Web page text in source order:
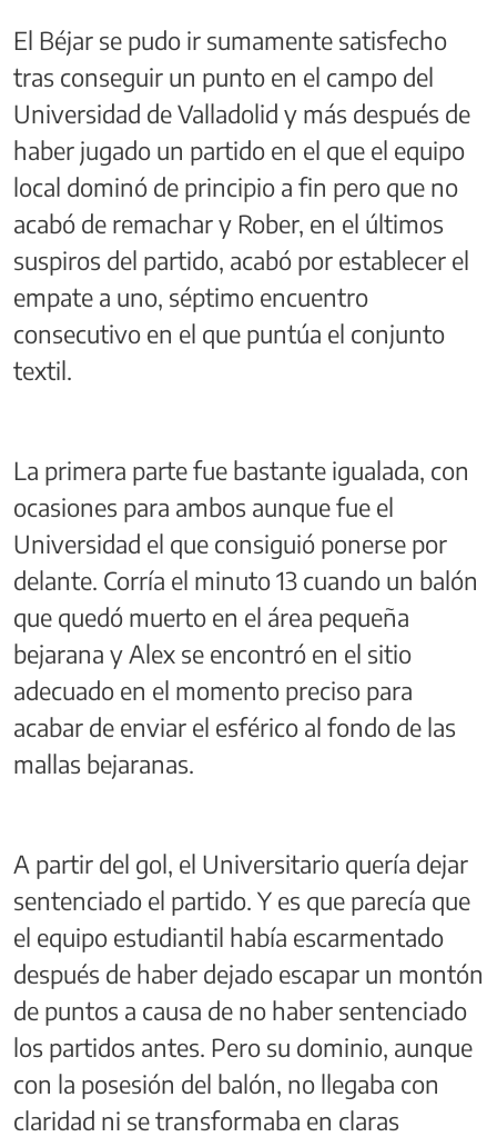
El Béjar se pudo ir sumamente satisfecho
tras conseguir un punto en el campo del
Universidad de Valladolid y más después de
haber jugado un partido en el que el equipo
local dominó de principio a fin pero que no
acabó de remachar y Rober, en el últimos
suspiros del partido, acabó por establecer el
empate a uno, séptimo encuentro
consecutivo en el que puntúa el conjunto
textil.
La primera parte fue bastante igualada, con
ocasiones para ambos aunque fue el
Universidad el que consiguió ponerse por
delante. Corría el minuto 13 cuando un balón
que quedó muerto en el área pequeña
bejarana y Alex se encontró en el sitio
adecuado en el momento preciso para
acabar de enviar el esférico al fondo de las
mallas bejaranas.
A partir del gol, el Universitario quería dejar
sentenciado el partido. Y es que parecía que
el equipo estudiantil había escarmentado
después de haber dejado escapar un montón
de puntos a causa de no haber sentenciado
los partidos antes. Pero su dominio, aunque
con la posesión del balón, no llegaba con
claridad ni se transformaba en claras